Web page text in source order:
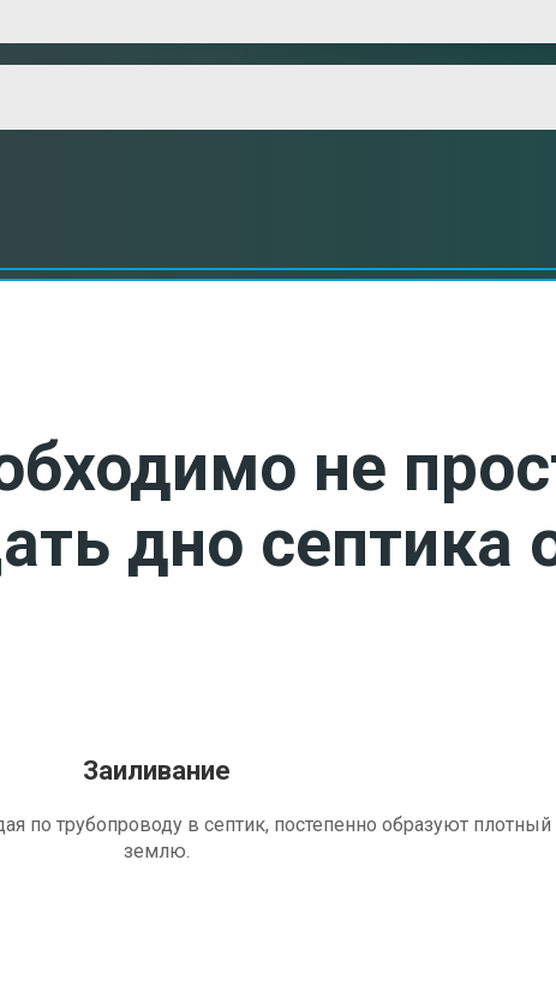
не
дно септика
Заиливание
по трубопроводу в септик, постепенно образуют
землю.